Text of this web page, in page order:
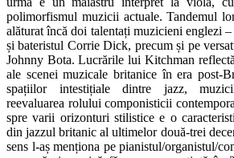
polimorfismul muzicii actuale. Tandemul
alăturat încă doi talentați muzicieni englezi
și bateristul Corrie Dick, precum și pe
Johnny Bota. Lucrările lui Kitchman
ale scenei muzicale britanice în era post-
spațiilor intestițiale dintre jazz,
reevaluarea rolului componisticii
spre varii orizonturi stilistice e o
din jazzul britanic al ultimelor două-trei
sens l-aș menționa pe pianistul/organistul/